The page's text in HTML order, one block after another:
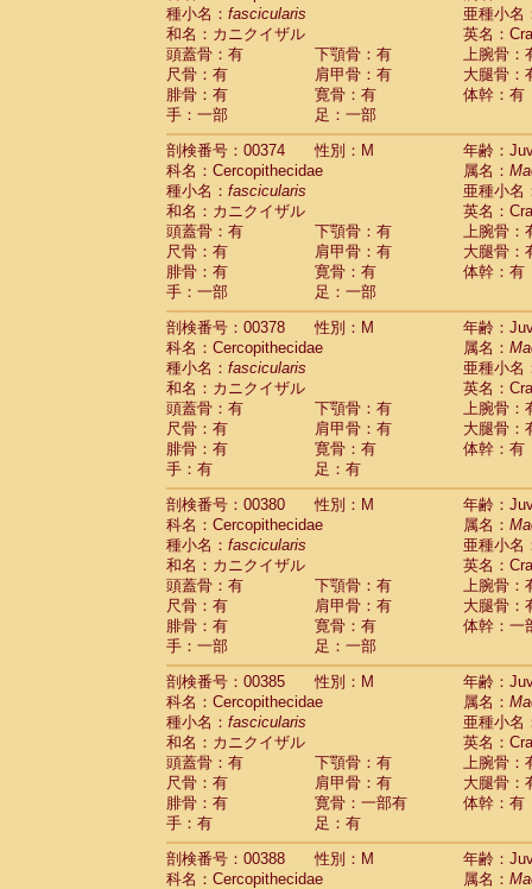
種小名： fascicularis
亜種小名
和名：カニクイザル
英名：
頭蓋骨：有
下顎骨：有
上腕骨：
尺骨：有
肩甲骨：有
大腿骨：
腓骨：有
寛骨：有
体幹：有
手：一部
足：一部
剖検番号：00374
性別：M
年齢：
科名：Cercopithecidae
属名：
種小名： fascicularis
亜種小名
和名：カニクイザル
英名：
頭蓋骨：有
下顎骨：有
上腕骨：
尺骨：有
肩甲骨：有
大腿骨：
腓骨：有
寛骨：有
体幹：有
手：一部
足：一部
剖検番号：00378
性別：M
年齢：
科名：Cercopithecidae
属名：
種小名： fascicularis
亜種小名
和名：カニクイザル
英名：
頭蓋骨：有
下顎骨：有
上腕骨：
尺骨：有
肩甲骨：有
大腿骨：
腓骨：有
寛骨：有
体幹：有
手：有
足：有
剖検番号：00380
性別：M
年齢：
科名：Cercopithecidae
属名：
種小名： fascicularis
亜種小名
和名：カニクイザル
英名：
頭蓋骨：有
下顎骨：有
上腕骨：
尺骨：有
肩甲骨：有
大腿骨：
腓骨：有
寛骨：有
体幹：一
手：一部
足：一部
剖検番号：00385
性別：M
年齢：
科名：Cercopithecidae
属名：
種小名： fascicularis
亜種小名
和名：カニクイザル
英名：
頭蓋骨：有
下顎骨：有
上腕骨：
尺骨：有
肩甲骨：有
大腿骨：
腓骨：有
寛骨：一部有
体幹：有
手：有
足：有
剖検番号：00388
性別：M
年齢：
科名：Cercopithecidae
属名：